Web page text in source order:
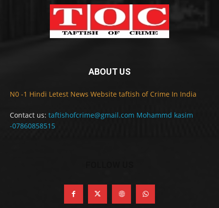
ABOUT US
N0 -1 Hindi Letest News Website taftish of Crime In India
Contact us: taftishofcrime@gmail.com Mohammd kasim
-07860858515